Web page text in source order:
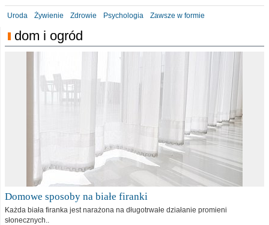
Uroda Żywienie Zdrowie Psychologia Zawsze w formie
dom i ogród
Domowe sposoby na białe firanki
Każda biała firanka jest narażona na długotrwałe działanie promieni
słonecznych..